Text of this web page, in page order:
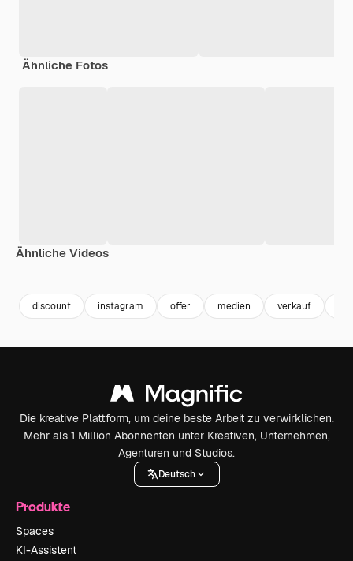
Ähnliche Fotos
Ähnliche Videos
discount instagram offer medien verkauf
Die kreative Plattform, um deine beste Arbeit zu verwirklichen.
Mehr als 1 Million Abonnenten unter Kreativen, Unternehmen,
Agenturen und Studios.
Deutsch
Produkte
Spaces
KI-Assistent